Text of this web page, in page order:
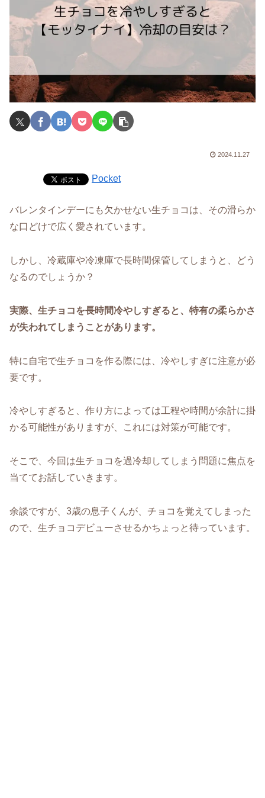
2024.11.27
Pocket
バレンタインデーにも欠かせない生チョコは、その滑らか
な口どけで広く愛されています。
しかし、冷蔵庫や冷凍庫で長時間保管してしまうと、どう
なるのでしょうか？
実際、生チョコを長時間冷やしすぎると、特有の柔らかさ
が失われてしまうことがあります。
特に自宅で生チョコを作る際には、冷やしすぎに注意が必
要です。
冷やしすぎると、作り方によっては工程や時間が余計に掛
かる可能性がありますが、これには対策が可能です。
そこで、今回は生チョコを過冷却してしまう問題に焦点を
当ててお話していきます。
余談ですが、3歳の息子くんが、チョコを覚えてしまった
ので、生チョコデビューさせるかちょっと待っています。